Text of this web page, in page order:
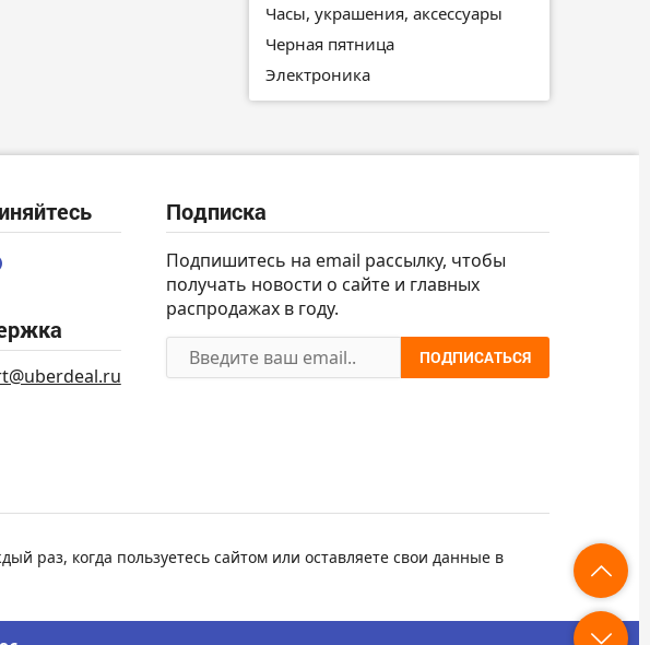
Часы, украшения, аксессуары
Черная пятница
Электроника
Подписка
Подпишитесь на email рассылку, чтобы
получать новости о сайте и главных
распродажах в году.
ПОДПИСАТЬСЯ
раз, когда пользуетесь сайтом или оставляете свои данные в